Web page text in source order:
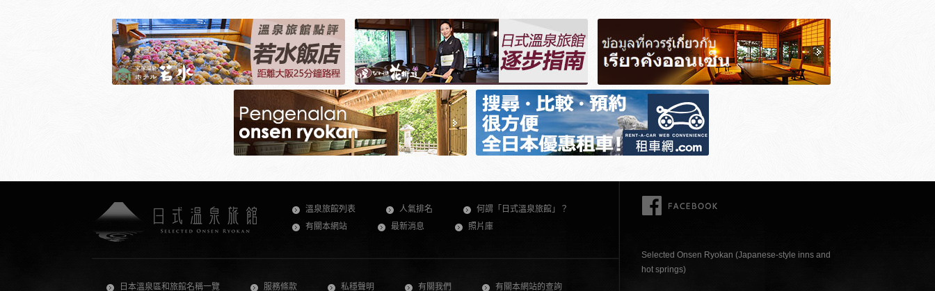
Selected Onsen Ryokan (Japanese-style inns and
hot springs)
溫泉旅館列表 人氣排名
何謂「日式溫泉旅館」？
有關本網站
最新消息 照片庫
日本溫泉區和旅館名稱一覽 服務條款 私穩聲明 有關我們 有關本網站的查詢